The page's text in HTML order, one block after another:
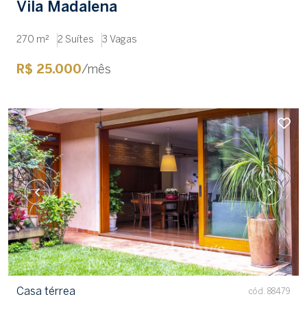
Vila Madalena
270 m² 2 Suítes 3 Vagas
R$ 25.000/mês
Casa térrea cód. 88479